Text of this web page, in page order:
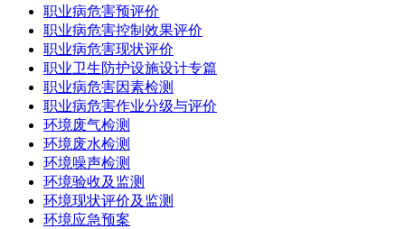
职业病危害预评价
职业病危害控制效果评价
职业病危害现状评价
职业卫生防护设施设计专篇
职业病危害因素检测
职业病危害作业分级与评价
环境废气检测
环境废水检测
环境噪声检测
环境验收及监测
环境现状评价及监测
环境应急预案